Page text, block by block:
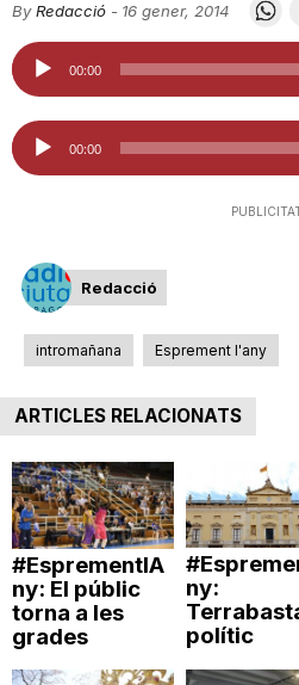
C
i
t
a
d
e
T
By Redacció - 16 gener, 2014
Reproductor
d'àudio
00:00
Reproductor
d'àudio
00:00
Redacció
intromañana Esprement l'any
ARTICLES RELACIONATS
#EsprementlA
ny: El públic
torna a les
grades
ny:
polític